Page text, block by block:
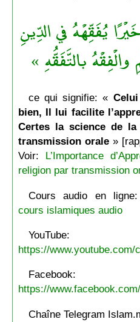
يُفَقِّهْهُ في الدِّينِ
والْفِقْهُ بالتَّفَقُّهِ »
ce qui signifie: «
bien, Il lui facilite
Certes la science de
transmission orale»
Voir: L’Importance
religion par transmission
Cours audio en ligne:
cours islamiques audio
YouTube:
https://www.youtube.com/
Facebook:
https://
Chaîne Telegram